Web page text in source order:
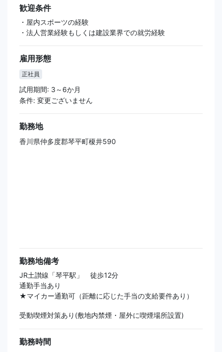
歓迎条件
・屋内スポーツの経験
・法人営業経験もしくは建設業界での就労経験
雇用形態
正社員
試用期間: 3～6か月
条件: 変更ございません
勤務地
香川県仲多度郡琴平町榎井590
勤務地備考
JR土讃線「琴平駅」 徒歩12分
通勤手当あり
★マイカー通勤可（距離に応じた手当の支給要件あり）
受動喫煙対策あり(敷地内禁煙・屋外に喫煙場所設置)
勤務時間